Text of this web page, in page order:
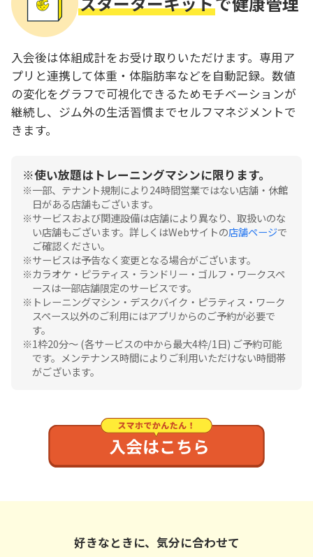
入会後は体組成計をお受け取りいただけます。専用ア
プリと連携して体重・体脂肪率などを自動記録。数値
の変化をグラフで可視化できるためモチベーションが
継続し、ジム外の生活習慣までセルフマネジメントで
きます。
使い放題はトレーニングマシンに限ります。
一部、テナント規制により24時間営業ではない店舗・休館
日がある店舗もございます。
サービスおよび関連設備は店舗により異なり、取扱いのな
い店舗もございます。詳しくはWebサイトの店舗ページで
ご確認ください。
サービスは予告なく変更となる場合がございます。
カラオケ・ピラティス・ランドリー・ゴルフ・ワークスペ
ースは一部店舗限定のサービスです。
トレーニングマシン・デスクバイク・ピラティス・ワーク
スペース以外のご利用にはアプリからのご予約が必要で
す。
1枠20分〜 (各サービスの中から最大4枠/1日) ご予約可能
です。メンテナンス時間によりご利用いただけない時間帯
がございます。
好きなときに、気分に合わせて